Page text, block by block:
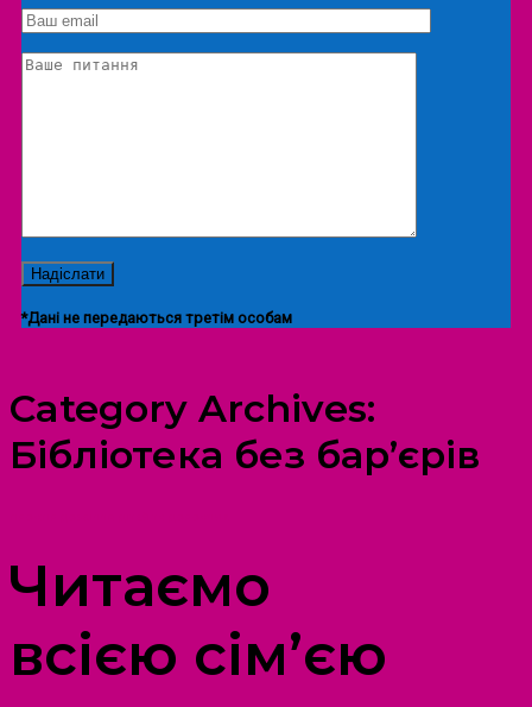
Екскурсія/локація
*Дані не передаються третім особам
Category Archives:
Бібліотека без бар’єрів
Читаємо
всією сім’єю